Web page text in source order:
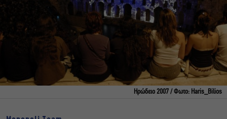
Ηρώδειο 2007 / Φωτο: Haris_Bilios